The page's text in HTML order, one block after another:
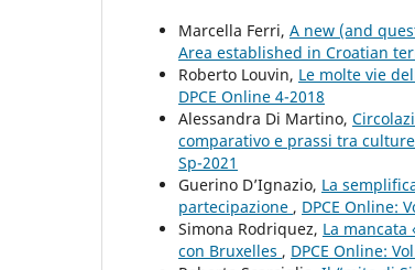
Marcella Ferri, A new (and
Area established in Croatian
Roberto Louvin, Le molte vie
DPCE Online 4-2018
Alessandra Di Martino,
comparativo e prassi tra
Sp-2021
Guerino D’Ignazio, La
partecipazione , DPCE Online:
Simona Rodriquez, La
con Bruxelles , DPCE Online: